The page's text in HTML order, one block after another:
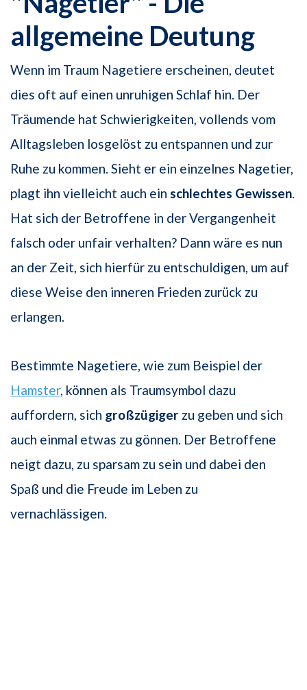
allgemeine Deutung
Wenn im Traum Nagetiere erscheinen, deutet
dies oft auf einen unruhigen Schlaf hin. Der
Träumende hat Schwierigkeiten, vollends vom
Alltagsleben losgelöst zu entspannen und zur
Ruhe zu kommen. Sieht er ein einzelnes Nagetier,
plagt ihn vielleicht auch ein schlechtes Gewissen.
Hat sich der Betroffene in der Vergangenheit
falsch oder unfair verhalten? Dann wäre es nun
an der Zeit, sich hierfür zu entschuldigen, um auf
diese Weise den inneren Frieden zurück zu
erlangen.
Bestimmte Nagetiere, wie zum Beispiel der
Hamster, können als Traumsymbol dazu
auffordern, sich großzügiger zu geben und sich
auch einmal etwas zu gönnen. Der Betroffene
neigt dazu, zu sparsam zu sein und dabei den
Spaß und die Freude im Leben zu
vernachlässigen.